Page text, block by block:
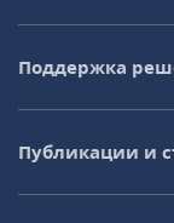
Поддержка
Публикации и